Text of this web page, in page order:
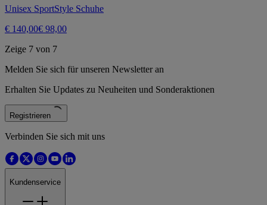
Unisex SportStyle Schuhe
€ 140,00€ 98,00
Zeige 7 von 7
Melden Sie sich für unseren Newsletter an
Erhalten Sie Updates zu Neuheiten und Sonderaktionen
Registrieren
Verbinden Sie sich mit uns
Kundenservice